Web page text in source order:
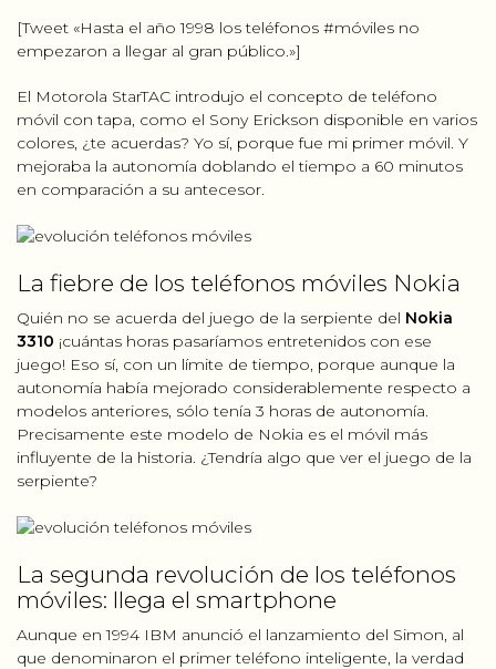
[Tweet «Hasta el año 1998 los teléfonos #móviles no
empezaron a llegar al gran público.»]
El Motorola StarTAC introdujo el concepto de teléfono
móvil con tapa, como el Sony Erickson disponible en varios
colores, ¿te acuerdas? Yo sí, porque fue mi primer móvil. Y
mejoraba la autonomía doblando el tiempo a 60 minutos
en comparación a su antecesor.
La fiebre de los teléfonos móviles Nokia
Quién no se acuerda del juego de la serpiente del Nokia
3310 ¡cuántas horas pasaríamos entretenidos con ese
juego! Eso sí, con un límite de tiempo, porque aunque la
autonomía había mejorado considerablemente respecto a
modelos anteriores, sólo tenía 3 horas de autonomía.
Precisamente este modelo de Nokia es el móvil más
influyente de la historia. ¿Tendría algo que ver el juego de la
serpiente?
La segunda revolución de los teléfonos
móviles: llega el smartphone
Aunque en 1994 IBM anunció el lanzamiento del Simon, al
que denominaron el primer teléfono inteligente, la verdad